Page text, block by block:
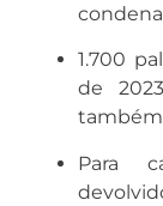
1.700
de
também
Para